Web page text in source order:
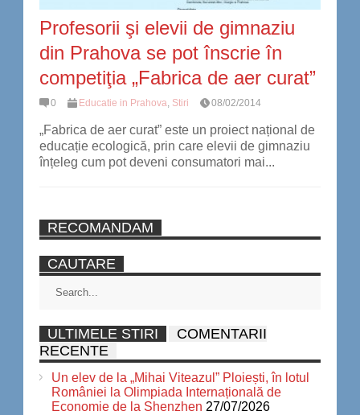
Profesorii şi elevii de gimnaziu
din Prahova se pot înscrie în
competiţia „Fabrica de aer curat”
0 Educatie in Prahova, Stiri 08/02/2014
„Fabrica de aer curat” este un proiect național de
educație ecologică, prin care elevii de gimnaziu
înțeleg cum pot deveni consumatori mai...
RECOMANDAM
CAUTARE
ULTIMELE STIRI
COMENTARII
RECENTE
Un elev de la „Mihai Viteazul” Ploiești, în lotul
României la Olimpiada Internațională de
Economie de la Shenzhen 27/07/2026